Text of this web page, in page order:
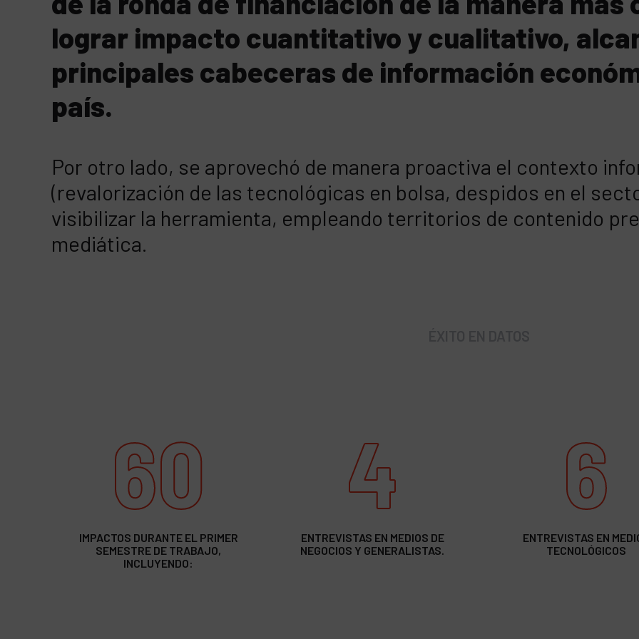
lograr impacto cuantitativo y cualitativo,
principales cabeceras de información
país.
Por otro lado, se aprovechó de manera proactiva el contexto
(revalorización de las tecnológicas en bolsa, despidos en el
visibilizar la herramienta, empleando territorios de contenido
mediática.
60
IMPACTOS DURANTE EL PRIMER
SEMESTRE DE TRABAJO,
INCLUYENDO:
4
ENTREVISTAS EN MEDIOS DE
NEGOCIOS Y GENERALISTAS.
6
ENTREVISTAS EN
TECNOLÓGICOS